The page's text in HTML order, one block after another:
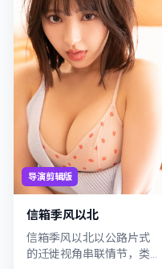
导演剪辑版
信箱季风以北
信箱季风以北以公路片式
的迁徙视角串联情节，类